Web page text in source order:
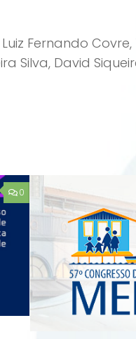
Fernando
Silva, David
0